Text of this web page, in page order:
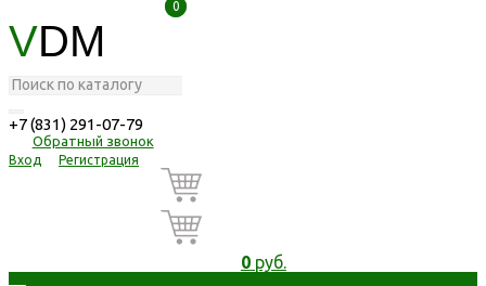
VDM
+7 (831) 291-07-79
Обратный звонок
Вход Регистрация
0
0
0руб.